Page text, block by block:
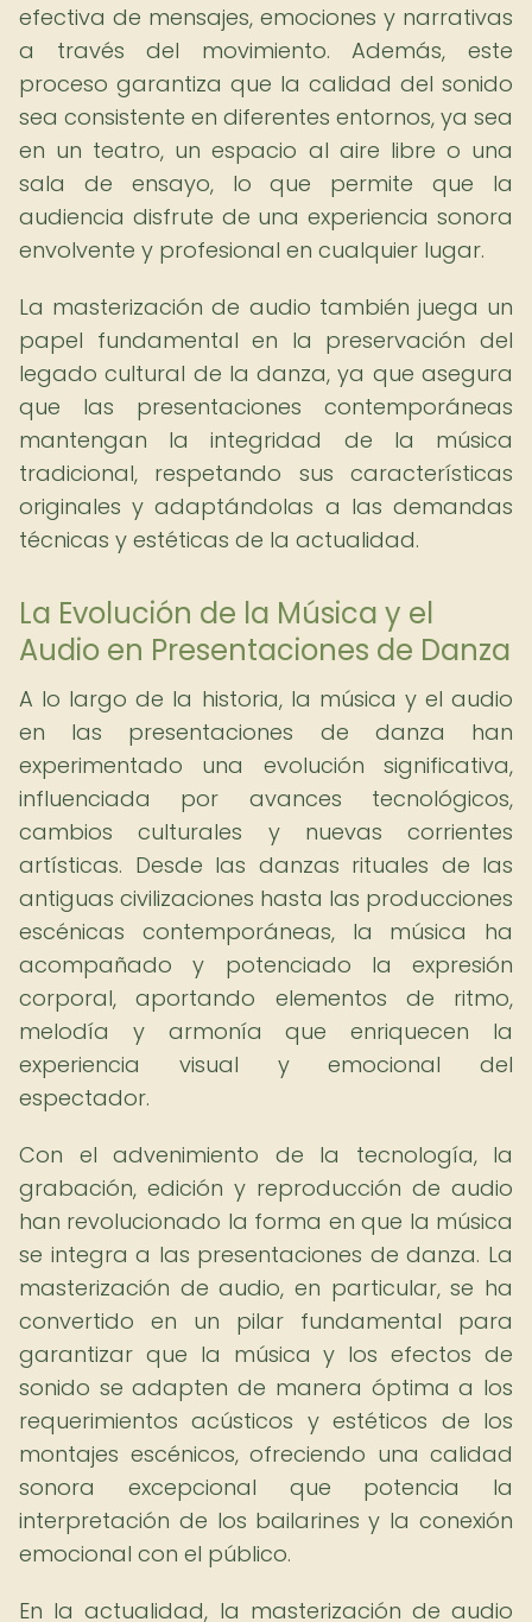
efectiva de mensajes, emociones y narrativas
a través del movimiento. Además, este
proceso garantiza que la calidad del sonido
sea consistente en diferentes entornos, ya sea
en un teatro, un espacio al aire libre o una
sala de ensayo, lo que permite que la
audiencia disfrute de una experiencia sonora
envolvente y profesional en cualquier lugar.
La masterización de audio también juega un
papel fundamental en la preservación del
legado cultural de la danza, ya que asegura
que las presentaciones contemporáneas
mantengan la integridad de la música
tradicional, respetando sus características
originales y adaptándolas a las demandas
técnicas y estéticas de la actualidad.
La Evolución de la Música y el
Audio en Presentaciones de Danza
A lo largo de la historia, la música y el audio
en las presentaciones de danza han
experimentado una evolución significativa,
influenciada por avances tecnológicos,
cambios culturales y nuevas corrientes
artísticas. Desde las danzas rituales de las
antiguas civilizaciones hasta las producciones
escénicas contemporáneas, la música ha
acompañado y potenciado la expresión
corporal, aportando elementos de ritmo,
melodía y armonía que enriquecen la
experiencia visual y emocional del
espectador.
Con el advenimiento de la tecnología, la
grabación, edición y reproducción de audio
han revolucionado la forma en que la música
se integra a las presentaciones de danza. La
masterización de audio, en particular, se ha
convertido en un pilar fundamental para
garantizar que la música y los efectos de
sonido se adapten de manera óptima a los
requerimientos acústicos y estéticos de los
montajes escénicos, ofreciendo una calidad
sonora excepcional que potencia la
interpretación de los bailarines y la conexión
emocional con el público.
En la actualidad, la masterización de audio